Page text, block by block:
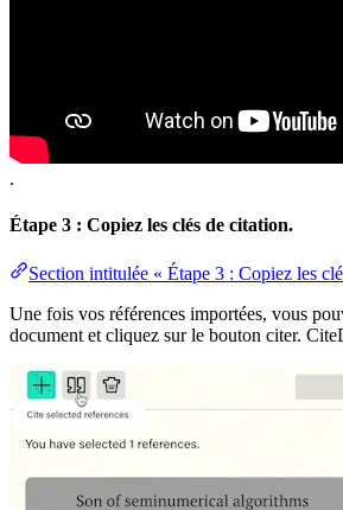
.
Étape 3 : Copiez les clés de citation.
Section intitulée « Étape 3 : Copiez les
Une fois vos références importées, vous
document et cliquez sur le bouton citer.